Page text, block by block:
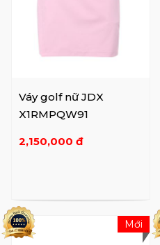
Váy golf nữ JDX
X1RMPQW91
2,150,000 đ
Mới